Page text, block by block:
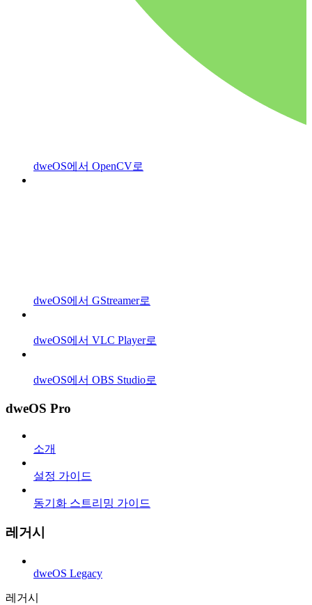
dweOS에서 OpenCV로
dweOS에서 GStreamer로
dweOS에서 VLC Player로
dweOS에서 OBS Studio로
dweOS Pro
소개
설정 가이드
동기화 스트리밍 가이드
레거시
dweOS Legacy
레거시